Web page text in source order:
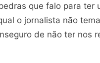
que falo para ter
o jornalista não
de não ter nos